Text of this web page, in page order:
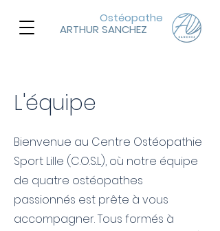
ARTHUR SANCHEZ
Ostéopathe
L'équipe
Bienvenue au Centre Ostéopathie
Sport Lille (C.O.S.L), où notre équipe
de quatre ostéopathes
passionnés est prête à vous
accompagner. Tous formés à